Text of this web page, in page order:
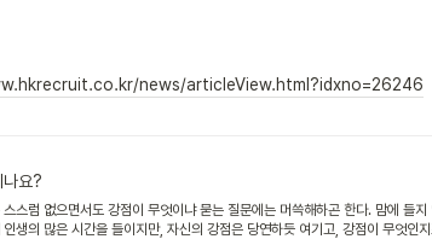
news/articleView.html?idxno=26246
나요?
스럼 없으면서도 강점이 무엇이냐 묻는 질문에는 머쓱해하곤 한다. 맘에 들
생의 많은 시간을 들이지만, 자신의 강점은 당연하듯 여기고, 강점이 무엇인